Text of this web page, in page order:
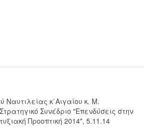
Ναυτιλείας κ΄Αιγαίου κ. Μ.
Συνέδριο "Επενδύσεις στην
Προοπτική 2014", 5.11.14